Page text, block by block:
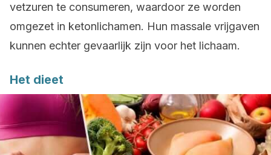
vetzuren te consumeren, waardoor ze worden
omgezet in ketonlichamen. Hun massale vrijgaven
kunnen echter gevaarlijk zijn voor het lichaam.
Het dieet